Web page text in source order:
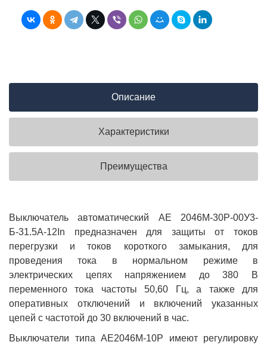
Описание
Характеристики
Преимущества
Выключатель автоматический АЕ 2046М-30Р-00У3-
Б-31.5А-12In предназначен для защиты от токов
перегрузки и токов короткого замыкания, для
проведения тока в нормальном режиме в
электрических цепях напряжением до 380 В
переменного тока частоты 50,60 Гц, а также для
оперативных отключений и включений указанных
цепей с частотой до 30 включений в час.
Выключатели типа АЕ2046М-10Р имеют регулировку